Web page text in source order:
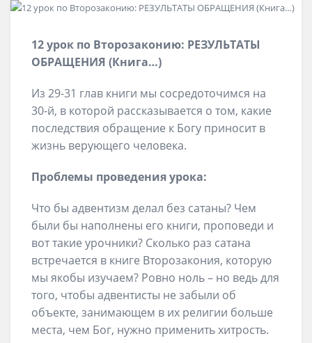
12 урок по Второзаконию: РЕЗУЛЬТАТЫ
ОБРАЩЕНИЯ (Книга…)
Из 29-31 глав книги мы сосредоточимся на
30-й, в которой рассказывается о том, какие
последствия обращение к Богу приносит в
жизнь верующего человека.
Проблемы проведения урока:
Что бы адвентизм делал без сатаны? Чем
были бы наполнены его книги, проповеди и
вот такие урочники? Сколько раз сатана
встречается в книге Второзакония, которую
мы якобы изучаем? Ровно ноль – но ведь для
того, чтобы адвентисты не забыли об
объекте, занимающем в их религии больше
места, чем Бог, нужно применить хитрость.